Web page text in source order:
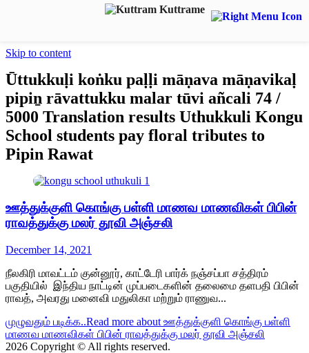
Skip to content
Ūttukkuḷi koṅku paḷḷi māṇava māṇavikaḷ
pipiṉ rāvattukku malar tūvi añcali 74 /
5000 Translation results Uthukkuli Kongu
School students pay floral tributes to
Pipin Rawat
ஊத்துக்குளி கொங்கு பள்ளி மாணவ மாணவிகள் பிபின்
ராவத்துக்கு மலர் தூவி அஞ்சலி
December 14, 2021
நீலகிரி மாவட்டம் குன்னூர், காட்டேரி பார்க் நஞ்சப்பா சத்திரம்
பகுதியில் இந்திய நாட்டின் முப்படைகளின் தலைமை தளபதி பிபின்
ராவத், அவரது மனைவி மதுலிகா மற்றும் ராணுவ...
முழுவதும் படிக்க..Read more about ஊத்துக்குளி கொங்கு பள்ளி
மாணவ மாணவிகள் பிபின் ராவத்துக்கு மலர் தூவி அஞ்சலி
2026 Copyright © All rights reserved.